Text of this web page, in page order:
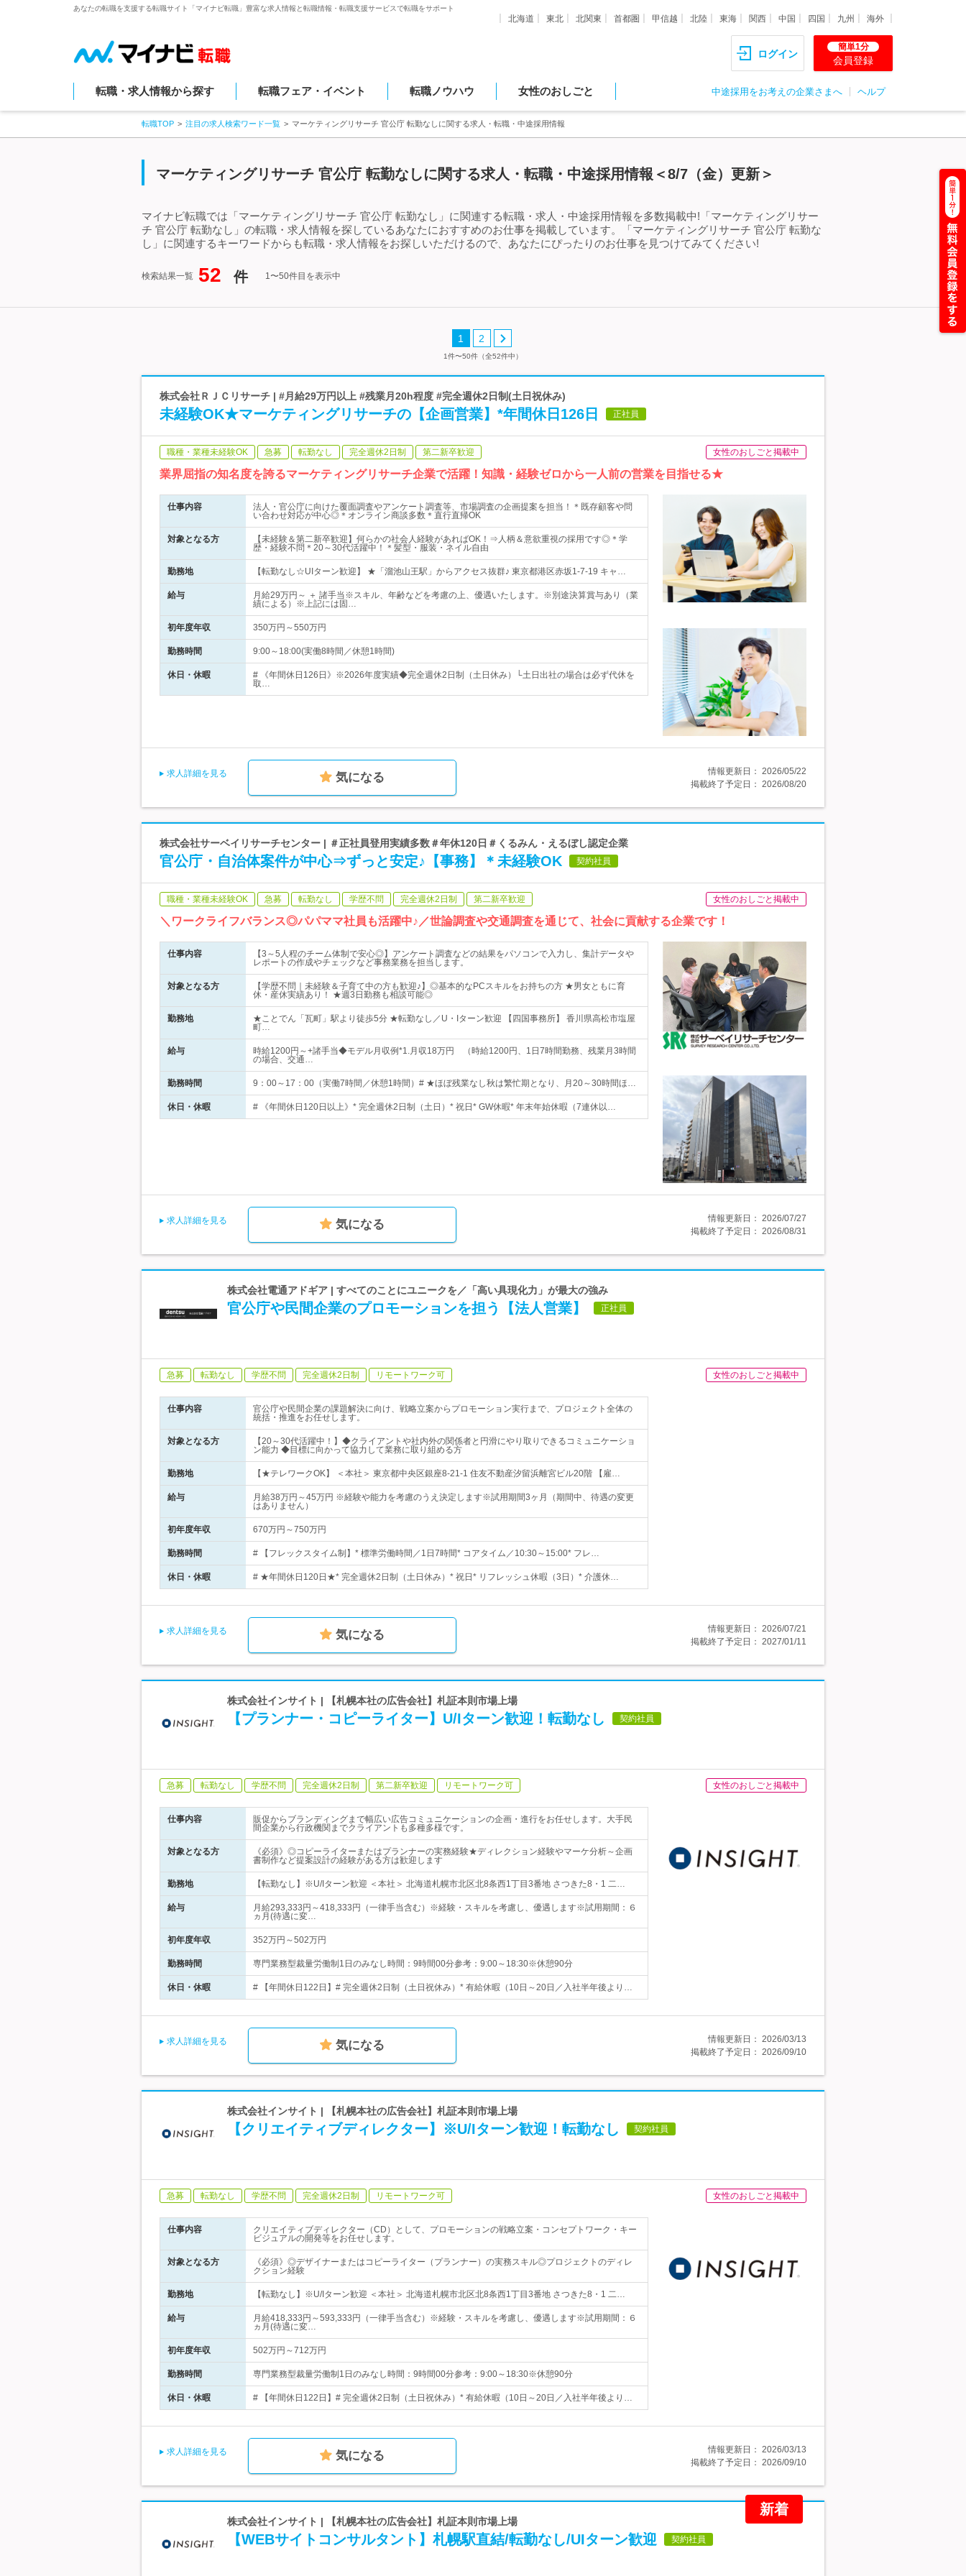
あなたの転職を支援する転職サイト「マイナビ転職」豊富な求人情報と転職情報・転職支援サービスで転職をサポート
北海道 東北 北関東 首都圏 甲信越 北陸 東海 関西 中国 四国 九州 海外
ログイン
簡単1分
会員登録
転職・求人情報から探す 転職フェア・イベント 転職ノウハウ 女性のおしごと 中途採用をお考えの企業さまへ ヘルプ
転職TOP 注目の求人検索ワード一覧 マーケティングリサーチ 官公庁 転勤なしに関する求人・転職・中途採用情報
マーケティングリサーチ 官公庁 転勤なしに関する求人・転職・中途採用情報＜8/7（金）更新＞
マイナビ転職では「マーケティングリサーチ 官公庁 転勤なし」に関連する転職・求人・中途採用情報を多数掲載中!「マーケティングリサー
チ 官公庁 転勤なし」の転職・求人情報を探しているあなたにおすすめのお仕事を掲載しています。「マーケティングリサーチ 官公庁 転勤な
し」に関連するキーワードからも転職・求人情報をお探しいただけるので、あなたにぴったりのお仕事を見つけてみてください!
検索結果一覧 52 件 1〜50件目を表示中
1 2
1件〜50件（全52件中）
株式会社ＲＪＣリサーチ | #月給29万円以上 #残業月20h程度 #完全週休2日制(土日祝休み)
未経験OK★マーケティングリサーチの【企画営業】*年間休日126日 正社員
職種・業種未経験OK 急募 転勤なし 完全週休2日制 第二新卒歓迎 女性のおしごと掲載中
業界屈指の知名度を誇るマーケティングリサーチ企業で活躍！知識・経験ゼロから一人前の営業を目指せる★
仕事内容
法人・官公庁に向けた覆面調査やアンケート調査等、市場調査の企画提案を担当！＊既存顧客や問
い合わせ対応が中心◎＊オンライン商談多数＊直行直帰OK
対象となる方
【未経験＆第二新卒歓迎】何らかの社会人経験があればOK！⇒人柄＆意欲重視の採用です◎＊学
歴・経験不問＊20～30代活躍中！＊髪型・服装・ネイル自由
勤務地 【転勤なし☆UIターン歓迎】 ★「溜池山王駅」からアクセス抜群♪ 東京都港区赤坂1-7-19 キャ…
給与
月給29万円～ ＋ 諸手当※スキル、年齢などを考慮の上、優遇いたします。※別途決算賞与あり（業
績による）※上記には固…
初年度年収 350万円～550万円
勤務時間 9:00～18:00(実働8時間／休憩1時間)
休日・休暇
# 《年間休日126日》※2026年度実績◆完全週休2日制（土日休み）└土日出社の場合は必ず代休を
取…
求人詳細を見る 気になる 情報更新日： 2026/05/22
掲載終了予定日： 2026/08/20
株式会社サーベイリサーチセンター | ＃正社員登用実績多数＃年休120日＃くるみん・えるぼし認定企業
官公庁・自治体案件が中心⇒ずっと安定♪【事務】＊未経験OK 契約社員
職種・業種未経験OK 急募 転勤なし 学歴不問 完全週休2日制 第二新卒歓迎 女性のおしごと掲載中
＼ワークライフバランス◎パパママ社員も活躍中♪／世論調査や交通調査を通じて、社会に貢献する企業です！
仕事内容
【3～5人程のチーム体制で安心◎】アンケート調査などの結果をパソコンで入力し、集計データや
レポートの作成やチェックなど事務業務を担当します。
対象となる方
【学歴不問｜未経験＆子育て中の方も歓迎♪】◎基本的なPCスキルをお持ちの方 ★男女ともに育
休・産休実績あり！ ★週3日勤務も相談可能◎
勤務地
★ことでん「瓦町」駅より徒歩5分 ★転勤なし／U・Iターン歓迎 【四国事務所】 香川県高松市塩屋
町…
給与
時給1200円～+諸手当◆モデル月収例*1.月収18万円 （時給1200円、1日7時間勤務、残業月3時間
の場合、交通…
勤務時間 9：00～17：00（実働7時間／休憩1時間）# ★ほぼ残業なし秋は繁忙期となり、月20～30時間ほ…
休日・休暇 # 《年間休日120日以上》* 完全週休2日制（土日）* 祝日* GW休暇* 年末年始休暇（7連休以…
求人詳細を見る 気になる 情報更新日： 2026/07/27
掲載終了予定日： 2026/08/31
株式会社電通アドギア | すべてのことにユニークを／「高い具現化力」が最大の強み
官公庁や民間企業のプロモーションを担う【法人営業】 正社員
急募 転勤なし 学歴不問 完全週休2日制 リモートワーク可 女性のおしごと掲載中
仕事内容
官公庁や民間企業の課題解決に向け、戦略立案からプロモーション実行まで、プロジェクト全体の
統括・推進をお任せします。
対象となる方
【20～30代活躍中！】◆クライアントや社内外の関係者と円滑にやり取りできるコミュニケーショ
ン能力 ◆目標に向かって協力して業務に取り組める方
勤務地 【★テレワークOK】 ＜本社＞ 東京都中央区銀座8-21-1 住友不動産汐留浜離宮ビル20階 【雇…
給与
月給38万円～45万円 ※経験や能力を考慮のうえ決定します※試用期間3ヶ月（期間中、待遇の変更
はありません）
初年度年収 670万円～750万円
勤務時間 # 【フレックスタイム制】* 標準労働時間／1日7時間* コアタイム／10:30～15:00* フレ…
休日・休暇 # ★年間休日120日★* 完全週休2日制（土日休み）* 祝日* リフレッシュ休暇（3日）* 介護休…
求人詳細を見る 気になる 情報更新日： 2026/07/21
掲載終了予定日： 2027/01/11
株式会社インサイト | 【札幌本社の広告会社】札証本則市場上場
【プランナー・コピーライター】U/Iターン歓迎！転勤なし 契約社員
急募 転勤なし 学歴不問 完全週休2日制 第二新卒歓迎 リモートワーク可 女性のおしごと掲載中
仕事内容
販促からブランディングまで幅広い広告コミュニケーションの企画・進行をお任せします。大手民
間企業から行政機関までクライアントも多種多様です。
対象となる方
《必須》◎コピーライターまたはプランナーの実務経験★ディレクション経験やマーケ分析～企画
書制作など提案設計の経験がある方は歓迎します
勤務地 【転勤なし】※U/Iターン歓迎 ＜本社＞ 北海道札幌市北区北8条西1丁目3番地 さつきた8・1 二…
給与
月給293,333円～418,333円（一律手当含む）※経験・スキルを考慮し、優遇します※試用期間：６
ヵ月(待遇に変…
初年度年収 352万円～502万円
勤務時間 専門業務型裁量労働制1日のみなし時間：9時間00分参考：9:00～18:30※休憩90分
休日・休暇 # 【年間休日122日】# 完全週休2日制（土日祝休み）* 有給休暇（10日～20日／入社半年後より…
求人詳細を見る 気になる 情報更新日： 2026/03/13
掲載終了予定日： 2026/09/10
株式会社インサイト | 【札幌本社の広告会社】札証本則市場上場
【クリエイティブディレクター】※U/Iターン歓迎！転勤なし 契約社員
急募 転勤なし 学歴不問 完全週休2日制 リモートワーク可 女性のおしごと掲載中
仕事内容
クリエイティブディレクター（CD）として、プロモーションの戦略立案・コンセプトワーク・キー
ビジュアルの開発等をお任せします。
対象となる方
《必須》◎デザイナーまたはコピーライター（プランナー）の実務スキル◎プロジェクトのディレ
クション経験
勤務地 【転勤なし】※U/Iターン歓迎 ＜本社＞ 北海道札幌市北区北8条西1丁目3番地 さつきた8・1 二…
給与
月給418,333円～593,333円（一律手当含む）※経験・スキルを考慮し、優遇します※試用期間：６
ヵ月(待遇に変…
初年度年収 502万円～712万円
勤務時間 専門業務型裁量労働制1日のみなし時間：9時間00分参考：9:00～18:30※休憩90分
休日・休暇 # 【年間休日122日】# 完全週休2日制（土日祝休み）* 有給休暇（10日～20日／入社半年後より…
求人詳細を見る 気になる 情報更新日： 2026/03/13
掲載終了予定日： 2026/09/10
新着
株式会社インサイト | 【札幌本社の広告会社】札証本則市場上場
【WEBサイトコンサルタント】札幌駅直結/転勤なし/UIターン歓迎 契約社員